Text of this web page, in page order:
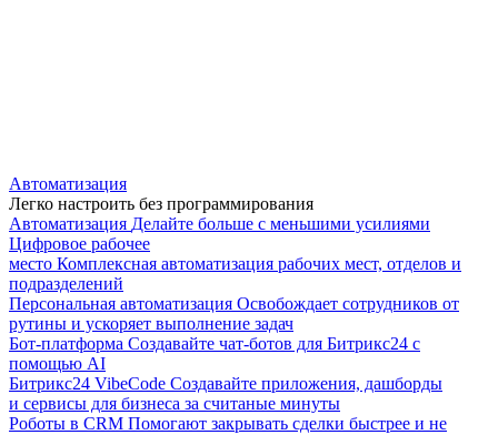
Автоматизация
Легко настроить без программирования
Автоматизация Делайте больше с меньшими усилиями
Цифровое рабочее
место Комплексная автоматизация рабочих мест, отделов и
подразделений
Персональная автоматизация Освобождает сотрудников от
рутины и ускоряет выполнение задач
Бот-платформа Создавайте чат-ботов для Битрикс24 с
помощью AI
Битрикс24 VibeCode Создавайте приложения, дашборды
и сервисы для бизнеса за считаные минуты
Роботы в CRM Помогают закрывать сделки быстрее и не